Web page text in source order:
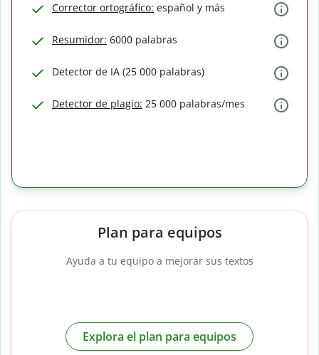
Corrector ortográfico: español y más
Resumidor: 6000 palabras
Detector de IA (25 000 palabras)
Detector de plagio: 25 000 palabras/mes
Plan para equipos
Ayuda a tu equipo a mejorar sus textos
Explora el plan para equipos